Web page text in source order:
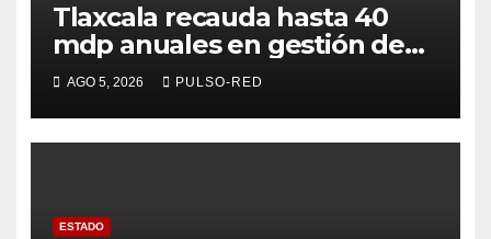
Tlaxcala recauda hasta 40
mdp anuales en gestión de
residuos: PAA
AGO 5, 2026 PULSO-RED
ESTADO